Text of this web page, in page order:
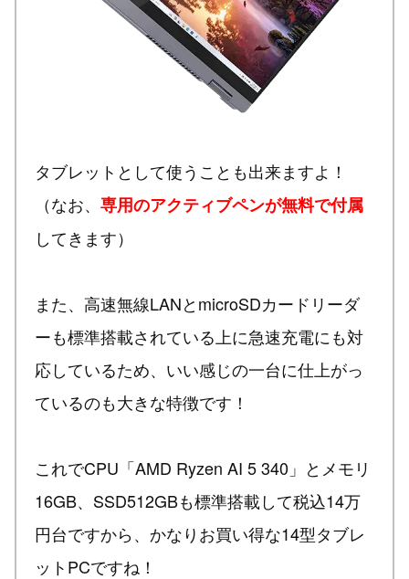
タブレットとして使うことも出来ますよ！
（なお、 専用のアクティブペンが無料で付属
してきます）
また、高速無線LANとmicroSDカードリーダ
ーも標準搭載されている上に急速充電にも対
応しているため、いい感じの一台に仕上がっ
ているのも大きな特徴です！
これでCPU「AMD Ryzen AI 5 340」とメモリ
16GB、SSD512GBも標準搭載して税込14万
円台ですから、かなりお買い得な14型タブレ
ットPCですね！